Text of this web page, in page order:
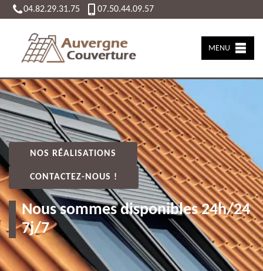
04.82.29.31.75 07.50.44.09.57
MENU
NOS RÉALISATIONS
CONTACTEZ-NOUS !
Nous sommes disponibles 24h/24
7j/7